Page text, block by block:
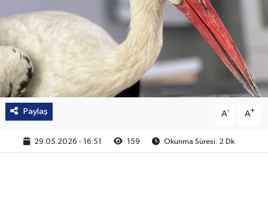
Paylaş A- A+
29.05.2026 - 16:51 159 Okunma Süresi: 2 Dk